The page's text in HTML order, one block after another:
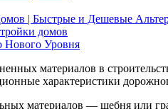
| Быстрые и Дешевые
домов
Нового Уровня
материалов в
характеристики
материалов — щебня или